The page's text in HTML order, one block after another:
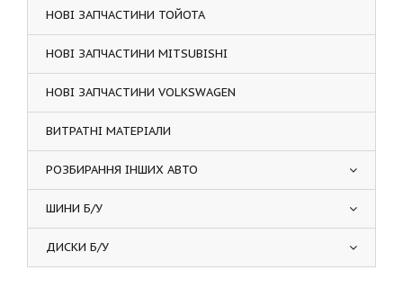
НОВІ ЗАПЧАСТИНИ ТОЙОТА
НОВІ ЗАПЧАСТИНИ MITSUBISHI
НОВІ ЗАПЧАСТИНИ VOLKSWAGEN
ВИТРАТНІ МАТЕРІАЛИ
РОЗБИРАННЯ ІНШИХ АВТО
ШИНИ Б/У
ДИСКИ Б/У